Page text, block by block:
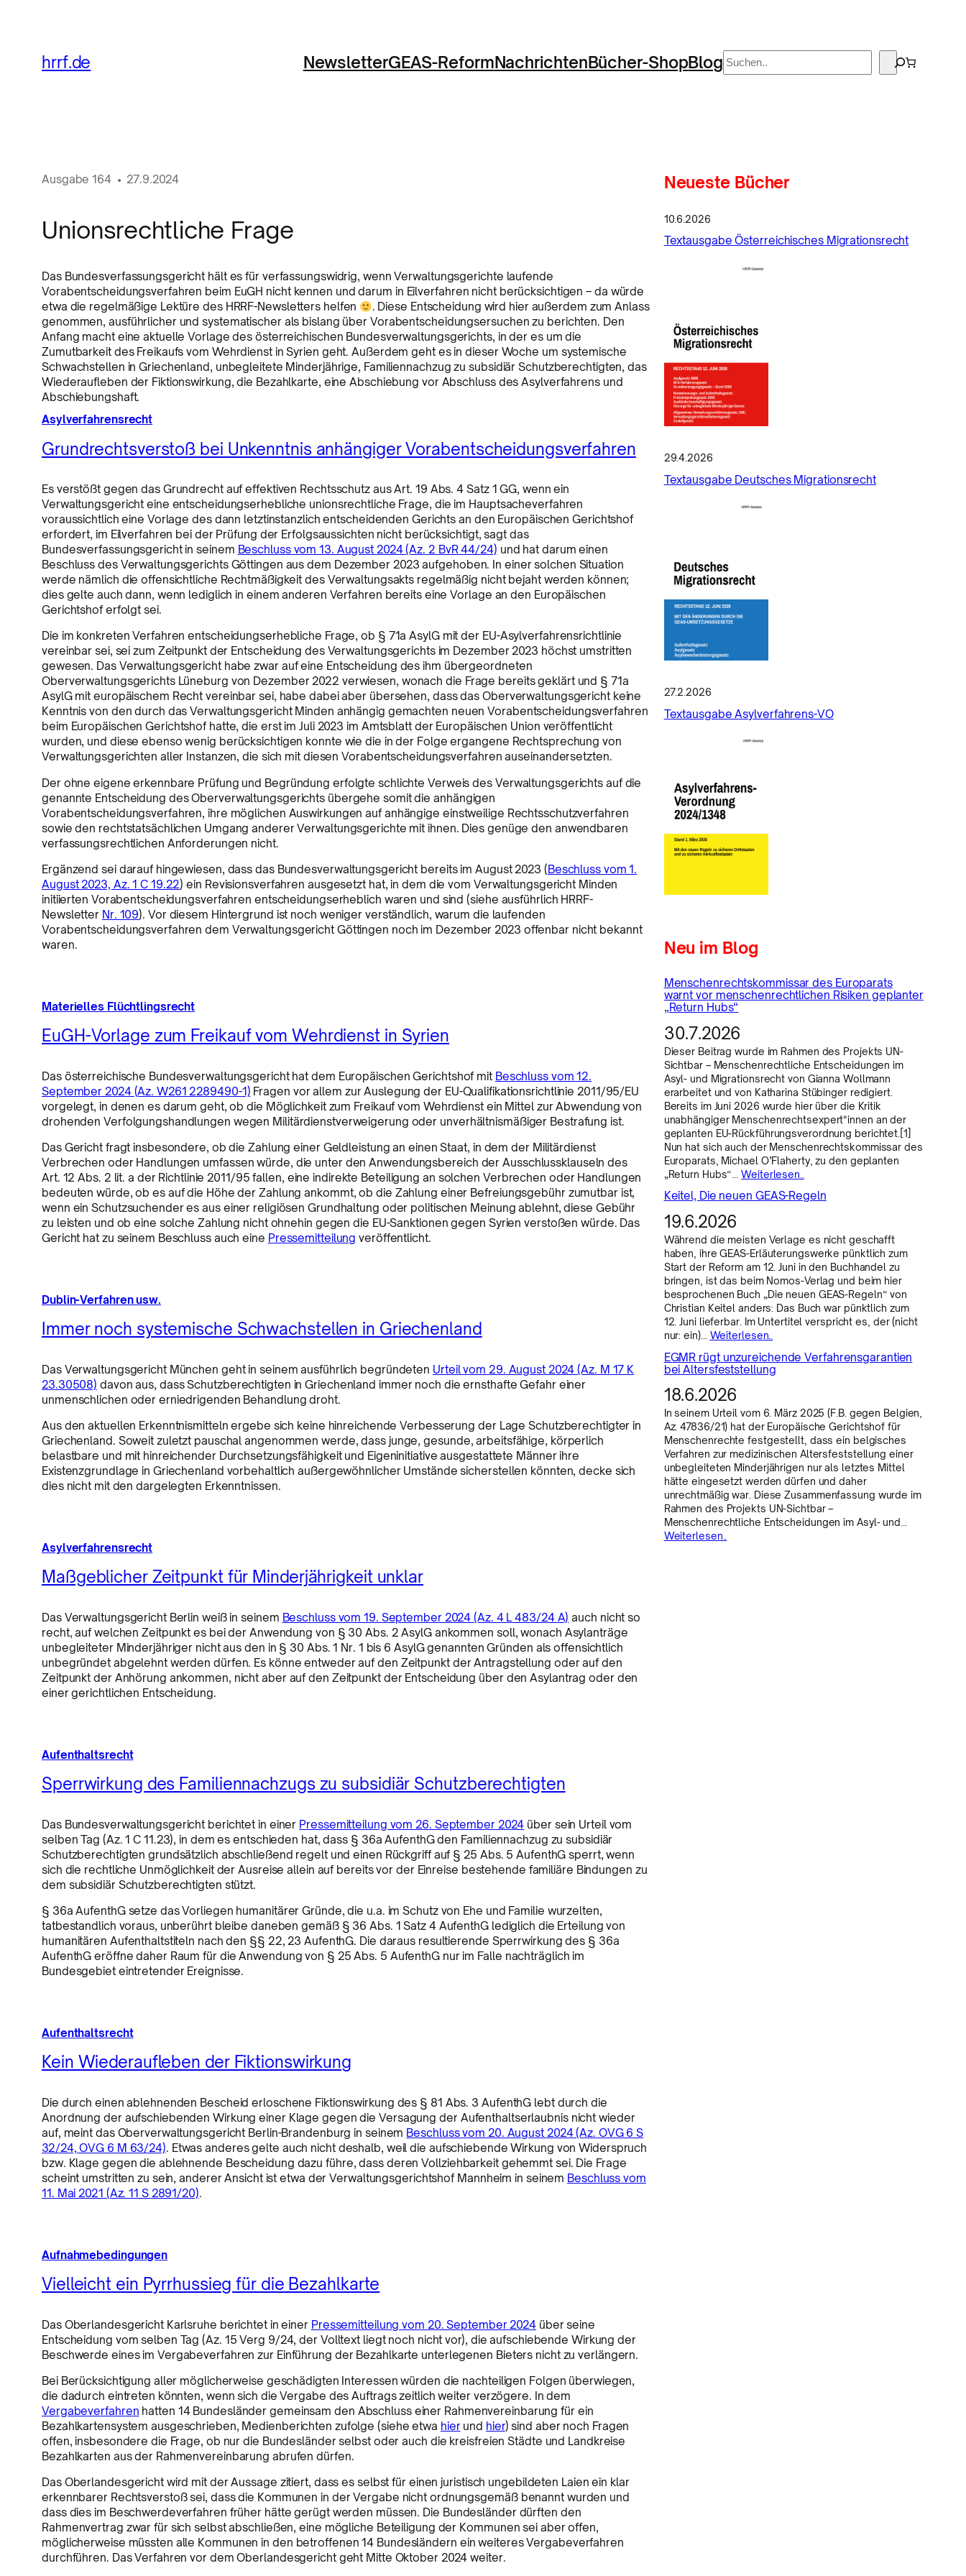
hrrf.de NewsletterGEAS-ReformNachrichtenBücher-ShopBlog Suchen
Ausgabe164•27.9.2024
Unionsrechtliche Frage
Das Bundesverfassungsgericht hält es für verfassungswidrig, wenn Verwaltungsgerichte laufende
Vorabentscheidungsverfahren beim EuGH nicht kennen und darum in Eilverfahren nicht berücksichtigen – da würde
etwa die regelmäßige Lektüre des HRRF-Newsletters helfen
. Diese Entscheidung wird hier außerdem zum Anlass
genommen, ausführlicher und systematischer als bislang über Vorabentscheidungsersuchen zu berichten. Den
Anfang macht eine aktuelle Vorlage des österreichischen Bundesverwaltungsgerichts, in der es um die
Zumutbarkeit des Freikaufs vom Wehrdienst in Syrien geht. Außerdem geht es in dieser Woche um systemische
Schwachstellen in Griechenland, unbegleitete Minderjährige, Familiennachzug zu subsidiär Schutzberechtigten, das
Wiederaufleben der Fiktionswirkung, die Bezahlkarte, eine Abschiebung vor Abschluss des Asylverfahrens und
Abschiebungshaft.
Asylverfahrensrecht
Grundrechtsverstoß bei Unkenntnis anhängiger Vorabentscheidungsverfahren
Es verstößt gegen das Grundrecht auf effektiven Rechtsschutz aus Art. 19 Abs. 4 Satz 1 GG, wenn ein
Verwaltungsgericht eine entscheidungserhebliche unionsrechtliche Frage, die im Hauptsacheverfahren
voraussichtlich eine Vorlage des dann letztinstanzlich entscheidenden Gerichts an den Europäischen Gerichtshof
erfordert, im Eilverfahren bei der Prüfung der Erfolgsaussichten nicht berücksichtigt, sagt das
Bundesverfassungsgericht in seinem Beschluss vom 13. August 2024 (Az. 2 BvR 44/24) und hat darum einen
Beschluss des Verwaltungsgerichts Göttingen aus dem Dezember 2023 aufgehoben. In einer solchen Situation
werde nämlich die offensichtliche Rechtmäßigkeit des Verwaltungsakts regelmäßig nicht bejaht werden können;
dies gelte auch dann, wenn lediglich in einem anderen Verfahren bereits eine Vorlage an den Europäischen
Gerichtshof erfolgt sei.
Die im konkreten Verfahren entscheidungserhebliche Frage, ob § 71a AsylG mit der EU-Asylverfahrensrichtlinie
vereinbar sei, sei zum Zeitpunkt der Entscheidung des Verwaltungsgerichts im Dezember 2023 höchst umstritten
gewesen. Das Verwaltungsgericht habe zwar auf eine Entscheidung des ihm übergeordneten
Oberverwaltungsgerichts Lüneburg von Dezember 2022 verwiesen, wonach die Frage bereits geklärt und § 71a
AsylG mit europäischem Recht vereinbar sei, habe dabei aber übersehen, dass das Oberverwaltungsgericht keine
Kenntnis von den durch das Verwaltungsgericht Minden anhängig gemachten neuen Vorabentscheidungsverfahren
beim Europäischen Gerichtshof hatte, die erst im Juli 2023 im Amtsblatt der Europäischen Union veröffentlicht
wurden, und diese ebenso wenig berücksichtigen konnte wie die in der Folge ergangene Rechtsprechung von
Verwaltungsgerichten aller Instanzen, die sich mit diesen Vorabentscheidungsverfahren auseinandersetzten.
Der ohne eigene erkennbare Prüfung und Begründung erfolgte schlichte Verweis des Verwaltungsgerichts auf die
genannte Entscheidung des Oberverwaltungsgerichts übergehe somit die anhängigen
Vorabentscheidungsverfahren, ihre möglichen Auswirkungen auf anhängige einstweilige Rechtsschutzverfahren
sowie den rechtstatsächlichen Umgang anderer Verwaltungsgerichte mit ihnen. Dies genüge den anwendbaren
verfassungsrechtlichen Anforderungen nicht.
Ergänzend sei darauf hingewiesen, dass das Bundesverwaltungsgericht bereits im August 2023 (Beschluss vom 1.
August 2023, Az. 1 C 19.22) ein Revisionsverfahren ausgesetzt hat, in dem die vom Verwaltungsgericht Minden
initiierten Vorabentscheidungsverfahren entscheidungserheblich waren und sind (siehe ausführlich HRRF-
Newsletter Nr. 109). Vor diesem Hintergrund ist noch weniger verständlich, warum die laufenden
Vorabentscheidungsverfahren dem Verwaltungsgericht Göttingen noch im Dezember 2023 offenbar nicht bekannt
waren.
Materielles Flüchtlingsrecht
EuGH-Vorlage zum Freikauf vom Wehrdienst in Syrien
Das österreichische Bundesverwaltungsgericht hat dem Europäischen Gerichtshof mit Beschluss vom 12.
September 2024 (Az. W261 2289490-1) Fragen vor allem zur Auslegung der EU-Qualifikationsrichtlinie 2011/95/EU
vorgelegt, in denen es darum geht, ob die Möglichkeit zum Freikauf vom Wehrdienst ein Mittel zur Abwendung von
drohenden Verfolgungshandlungen wegen Militärdienstverweigerung oder unverhältnismäßiger Bestrafung ist.
Das Gericht fragt insbesondere, ob die Zahlung einer Geldleistung an einen Staat, in dem der Militärdienst
Verbrechen oder Handlungen umfassen würde, die unter den Anwendungsbereich der Ausschlussklauseln des
Art. 12 Abs. 2 lit. a der Richtlinie 2011/95 fallen, eine indirekte Beteiligung an solchen Verbrechen oder Handlungen
bedeuten würde, ob es auf die Höhe der Zahlung ankommt, ob die Zahlung einer Befreiungsgebühr zumutbar ist,
wenn ein Schutzsuchender es aus einer religiösen Grundhaltung oder politischen Meinung ablehnt, diese Gebühr
zu leisten und ob eine solche Zahlung nicht ohnehin gegen die EU-Sanktionen gegen Syrien verstoßen würde. Das
Gericht hat zu seinem Beschluss auch eine Pressemitteilung veröffentlicht.
Dublin-Verfahren usw.
Immer noch systemische Schwachstellen in Griechenland
Das Verwaltungsgericht München geht in seinem ausführlich begründeten Urteil vom 29. August 2024 (Az. M 17 K
23.30508) davon aus, dass Schutzberechtigten in Griechenland immer noch die ernsthafte Gefahr einer
unmenschlichen oder erniedrigenden Behandlung droht.
Aus den aktuellen Erkenntnismitteln ergebe sich keine hinreichende Verbesserung der Lage Schutzberechtigter in
Griechenland. Soweit zuletzt pauschal angenommen werde, dass junge, gesunde, arbeitsfähige, körperlich
belastbare und mit hinreichender Durchsetzungsfähigkeit und Eigeninitiative ausgestattete Männer ihre
Existenzgrundlage in Griechenland vorbehaltlich außergewöhnlicher Umstände sicherstellen könnten, decke sich
dies nicht mit den dargelegten Erkenntnissen.
Asylverfahrensrecht
Maßgeblicher Zeitpunkt für Minderjährigkeit unklar
Das Verwaltungsgericht Berlin weiß in seinem Beschluss vom 19. September 2024 (Az. 4 L 483/24 A) auch nicht so
recht, auf welchen Zeitpunkt es bei der Anwendung von § 30 Abs. 2 AsylG ankommen soll, wonach Asylanträge
unbegleiteter Minderjähriger nicht aus den in § 30 Abs. 1 Nr. 1 bis 6 AsylG genannten Gründen als offensichtlich
unbegründet abgelehnt werden dürfen. Es könne entweder auf den Zeitpunkt der Antragstellung oder auf den
Zeitpunkt der Anhörung ankommen, nicht aber auf den Zeitpunkt der Entscheidung über den Asylantrag oder den
einer gerichtlichen Entscheidung.
Aufenthaltsrecht
Sperrwirkung des Familiennachzugs zu subsidiär Schutzberechtigten
Das Bundesverwaltungsgericht berichtet in einer Pressemitteilung vom 26. September 2024 über sein Urteil vom
selben Tag (Az. 1 C 11.23), in dem es entschieden hat, dass § 36a AufenthG den Familiennachzug zu subsidiär
Schutzberechtigten grundsätzlich abschließend regelt und einen Rückgriff auf § 25 Abs. 5 AufenthG sperrt, wenn
sich die rechtliche Unmöglichkeit der Ausreise allein auf bereits vor der Einreise bestehende familiäre Bindungen zu
dem subsidiär Schutzberechtigten stützt.
§ 36a AufenthG setze das Vorliegen humanitärer Gründe, die u.a. im Schutz von Ehe und Familie wurzelten,
tatbestandlich voraus, unberührt bleibe daneben gemäß § 36 Abs. 1 Satz 4 AufenthG lediglich die Erteilung von
humanitären Aufenthaltstiteln nach den §§ 22, 23 AufenthG. Die daraus resultierende Sperrwirkung des § 36a
AufenthG eröffne daher Raum für die Anwendung von § 25 Abs. 5 AufenthG nur im Falle nachträglich im
Bundesgebiet eintretender Ereignisse.
Aufenthaltsrecht
Kein Wiederaufleben der Fiktionswirkung
Die durch einen ablehnenden Bescheid erloschene Fiktionswirkung des § 81 Abs. 3 AufenthG lebt durch die
Anordnung der aufschiebenden Wirkung einer Klage gegen die Versagung der Aufenthaltserlaubnis nicht wieder
auf, meint das Oberverwaltungsgericht Berlin-Brandenburg in seinem Beschluss vom 20. August 2024 (Az. OVG 6 S
32/24, OVG 6 M 63/24). Etwas anderes gelte auch nicht deshalb, weil die aufschiebende Wirkung von Widerspruch
bzw. Klage gegen die ablehnende Bescheidung dazu führe, dass deren Vollziehbarkeit gehemmt sei. Die Frage
scheint umstritten zu sein, anderer Ansicht ist etwa der Verwaltungsgerichtshof Mannheim in seinem Beschluss vom
11. Mai 2021 (Az. 11 S 2891/20).
Aufnahmebedingungen
Vielleicht ein Pyrrhussieg für die Bezahlkarte
Das Oberlandesgericht Karlsruhe berichtet in einer Pressemitteilung vom 20. September 2024 über seine
Entscheidung vom selben Tag (Az. 15 Verg 9/24, der Volltext liegt noch nicht vor), die aufschiebende Wirkung der
Beschwerde eines im Vergabeverfahren zur Einführung der Bezahlkarte unterlegenen Bieters nicht zu verlängern.
Bei Berücksichtigung aller möglicherweise geschädigten Interessen würden die nachteiligen Folgen überwiegen,
die dadurch eintreten könnten, wenn sich die Vergabe des Auftrags zeitlich weiter verzögere. In dem
Vergabeverfahren hatten 14 Bundesländer gemeinsam den Abschluss einer Rahmenvereinbarung für ein
Bezahlkartensystem ausgeschrieben, Medienberichten zufolge (siehe etwa hierund hier) sind aber noch Fragen
offen, insbesondere die Frage, ob nur die Bundesländer selbst oder auch die kreisfreien Städte und Landkreise
Bezahlkarten aus der Rahmenvereinbarung abrufen dürfen.
Das Oberlandesgericht wird mit der Aussage zitiert, dass es selbst für einen juristisch ungebildeten Laien ein klar
erkennbarer Rechtsverstoß sei, dass die Kommunen in der Vergabe nicht ordnungsgemäß benannt wurden und
dass dies im Beschwerdeverfahren früher hätte gerügt werden müssen. Die Bundesländer dürften den
Rahmenvertrag zwar für sich selbst abschließen, eine mögliche Beteiligung der Kommunen sei aber offen,
möglicherweise müssten alle Kommunen in den betroffenen 14 Bundesländern ein weiteres Vergabeverfahren
durchführen. Das Verfahren vor dem Oberlandesgericht geht Mitte Oktober 2024 weiter.
Neueste Bücher
10.6.2026
Textausgabe Österreichisches Migrationsrecht
29.4.2026
Textausgabe Deutsches Migrationsrecht
27.2.2026
Textausgabe Asylverfahrens-VO
Neu im Blog
Menschenrechtskommissar des Europarats
warnt vor menschenrechtlichen Risiken geplanter
„Return Hubs“
30.7.2026
Dieser Beitrag wurde im Rahmen des Projekts UN-
Sichtbar – Menschenrechtliche Entscheidungen im
Asyl- und Migrationsrecht von Gianna Wollmann
erarbeitet und von Katharina Stübinger redigiert.
Bereits im Juni 2026 wurde hier über die Kritik
unabhängiger Menschenrechtsexpert*innen an der
geplanten EU-Rückführungsverordnung berichtet.[1]
Nun hat sich auch der Menschenrechtskommissar des
Europarats, Michael O’Flaherty, zu den geplanten
„Return Hubs“…Weiterlesen..
Keitel, Die neuen GEAS-Regeln
19.6.2026
Während die meisten Verlage es nicht geschafft
haben, ihre GEAS-Erläuterungswerke pünktlich zum
Start der Reform am 12. Juni in den Buchhandel zu
bringen, ist das beim Nomos-Verlag und beim hier
besprochenen Buch „Die neuen GEAS-Regeln“ von
Christian Keitel anders: Das Buch war pünktlich zum
12. Juni lieferbar. Im Untertitel verspricht es, der (nicht
nur: ein)… Weiterlesen..
EGMR rügt unzureichende Verfahrensgarantien
bei Altersfeststellung
18.6.2026
In seinem Urteil vom 6. März 2025 (F.B. gegen Belgien,
Az. 47836/21) hat der Europäische Gerichtshof für
Menschenrechte festgestellt, dass ein belgisches
Verfahren zur medizinischen Altersfeststellung einer
unbegleiteten Minderjährigen nur als letztes Mittel
hätte eingesetzt werden dürfen und daher
unrechtmäßig war. Diese Zusammenfassung wurde im
Rahmen des Projekts UN-Sichtbar –
Menschenrechtliche Entscheidungen im Asyl- und…
Weiterlesen..